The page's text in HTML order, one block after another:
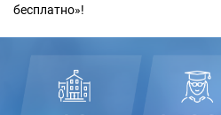
бесплатно»!